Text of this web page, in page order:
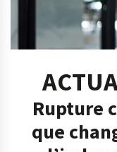
Rupture
que